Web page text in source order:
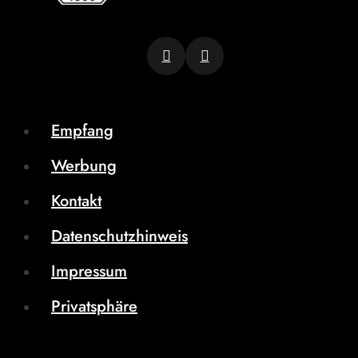
Empfang
Werbung
Kontakt
Datenschutzhinweis
Impressum
Privatsphäre